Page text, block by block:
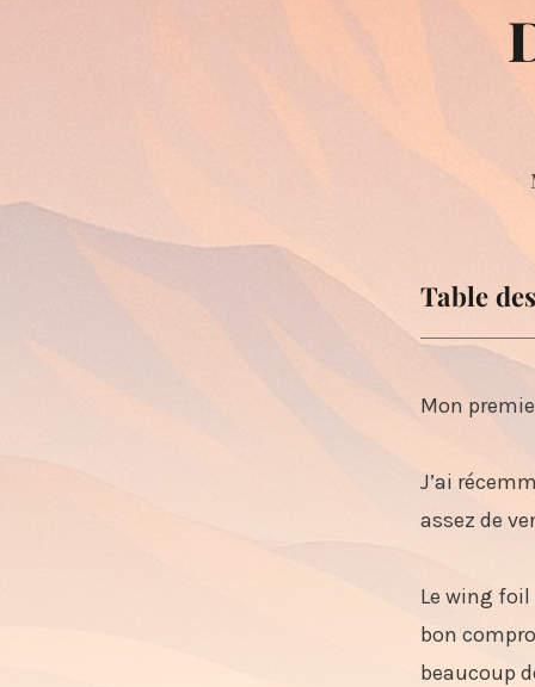
Table
🎒 Avant
🧠
🏁
🌬️ Si tu
🦶 Tips
🧰 Le
Mon
J’ai
assez de
Le wing
bon
beaucoup